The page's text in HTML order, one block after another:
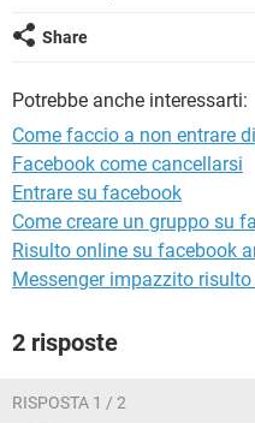
Share
Potrebbe anche interessarti:
Come faccio a non entrare
Facebook come cancellarsi
Entrare su facebook
Come creare un gruppo su
Risulto online su facebook
Messenger impazzito
2 risposte
RISPOSTA 1 / 2